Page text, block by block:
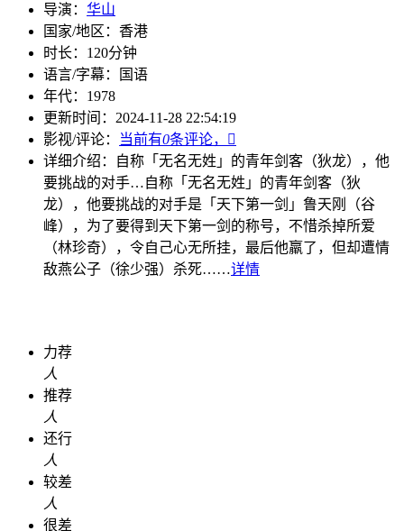
导演： 华山
国家/地区： 香港
时长： 120分钟
语言/字幕：
国语
年代： 1978
更新时间： 2024-11-28 22:54:19
影视/评论：
当前有0条评论，

详细介绍：
自称「无名无姓」的青年剑客（狄龙），他
要挑战的对手…自称「无名无姓」的青年剑客（狄
龙），他要挑战的对手是「天下第一剑」鲁天刚（谷
峰），为了要得到天下第一剑的称号，不惜杀掉所爱
（林珍奇），令自己心无所挂，最后他羸了，但却遭情
敌燕公子（徐少强）杀死……详情
力荐
人
推荐
人
还行
人
较差
人
很差